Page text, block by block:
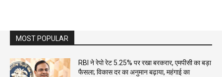
MOST POPULAR
RBI ने रेपो रेट 5.25% पर रखा बरकरार, एमपीसी का बड़ा
फैसला; विकास दर का अनुमान बढ़ाया, महंगाई का